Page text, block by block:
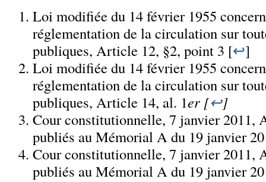
Loi modifiée du 14 février 1955
réglementation de la circulation sur
publiques, Article 12, §2, point 3 [↩]
Loi modifiée du 14 février 1955
réglementation de la circulation sur
publiques, Article 14, al. 1er[↩]
Cour constitutionnelle, 7 janvier 2011,
publiés au Mémorial A du 19 janvier
Cour constitutionnelle, 7 janvier 2011,
publiés au Mémorial A du 19 janvier